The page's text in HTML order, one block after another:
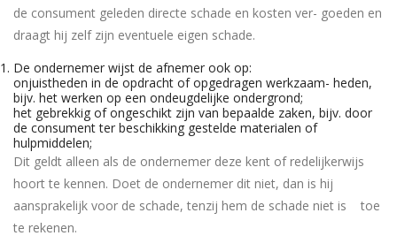
de consument geleden directe schade en kosten ver- goeden en
draagt hij zelf zijn eventuele eigen schade.
De ondernemer wijst de afnemer ook op:
onjuistheden in de opdracht of opgedragen werkzaam- heden,
bijv. het werken op een ondeugdelijke ondergrond;
het gebrekkig of ongeschikt zijn van bepaalde zaken, bijv. door
de consument ter beschikking gestelde materialen of
hulpmiddelen;
Dit geldt alleen als de ondernemer deze kent of redelijkerwijs
hoort te kennen. Doet de ondernemer dit niet, dan is hij
aansprakelijk voor de schade, tenzij hem de schade niet is toe
te rekenen.